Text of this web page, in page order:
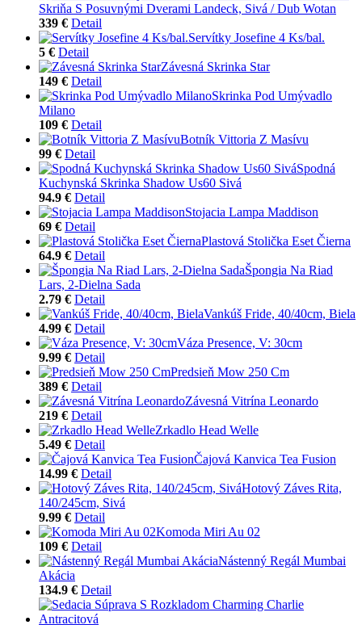
Skriňa S Posuvnými Dverami Landeck, Sivá / Dub Wotan
339 € Detail
Servítky Josefine 4 Ks/bal.
5 € Detail
Závesná Skrinka Star
149 € Detail
Skrinka Pod Umývadlo
Milano
109 € Detail
Botník Vittoria Z Masívu
99 € Detail
Spodná
Kuchynská Skrinka Shadow Us60 Sivá
94.9 € Detail
Stojacia Lampa Maddison
69 € Detail
Plastová Stolička Eset Čierna
64.9 € Detail
Špongia Na Riad
Lars, 2-Dielna Sada
2.79 € Detail
Vankúš Fride, 40/40cm, Biela
4.99 € Detail
Váza Presence, V: 30cm
9.99 € Detail
Predsieň Mow 250 Cm
389 € Detail
Závesná Vitrína Leonardo
219 € Detail
Zrkadlo Head Welle
5.49 € Detail
Čajová Kanvica Tea Fusion
14.99 € Detail
Hotový Záves Rita,
140/245cm, Sivá
9.99 € Detail
Komoda Miri Au 02
109 € Detail
Nástenný Regál Mumbai
Akácia
134.9 € Detail